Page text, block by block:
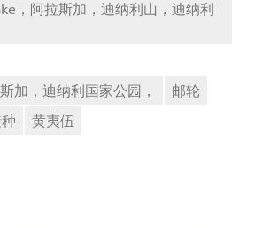
，阿拉斯加，迪纳利山，迪纳利
加，迪纳利国家公园，
邮轮
黄夷伍